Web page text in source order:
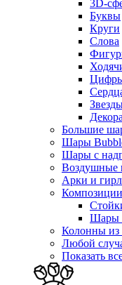
3D-
Буквы
Круги
Слова
Большие
Шары
Шары с
Воздушные
Арки и
Шары
Колонны из
Любой
Показать